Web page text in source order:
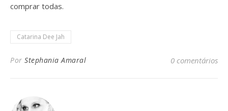
comprar todas.
Catarina Dee Jah
Por Stephania Amaral 0 comentários